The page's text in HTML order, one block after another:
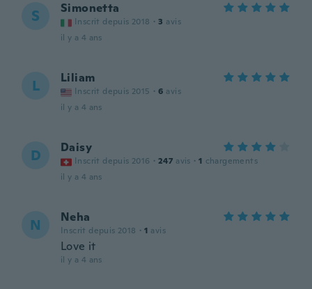
S Simonetta
Inscrit depuis 2018 · 3 avis
il y a 4 ans
L Liliam
Inscrit depuis 2015 · 6 avis
il y a 4 ans
D Daisy
Inscrit depuis 2016 · 247 avis · 1 chargements
il y a 4 ans
N Neha
Inscrit depuis 2018 · 1 avis
Love it
il y a 4 ans